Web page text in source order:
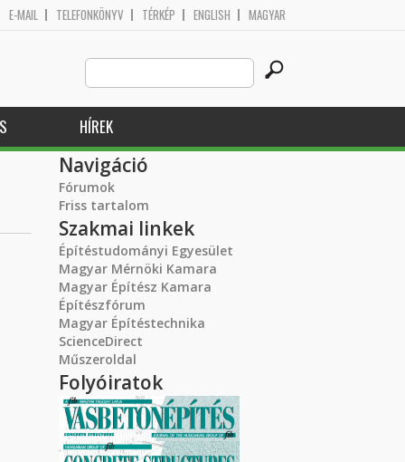
E-MAIL TELEFONKÖNYV TÉRKÉP ENGLISH MAGYAR
Search
this
site
HÍREK
Navigáció
Fórumok
Friss tartalom
Szakmai linkek
Építéstudományi Egyesület
Magyar Mérnöki Kamara
Magyar Építész Kamara
Építészfórum
Magyar Építéstechnika
ScienceDirect
Műszeroldal
Folyóiratok